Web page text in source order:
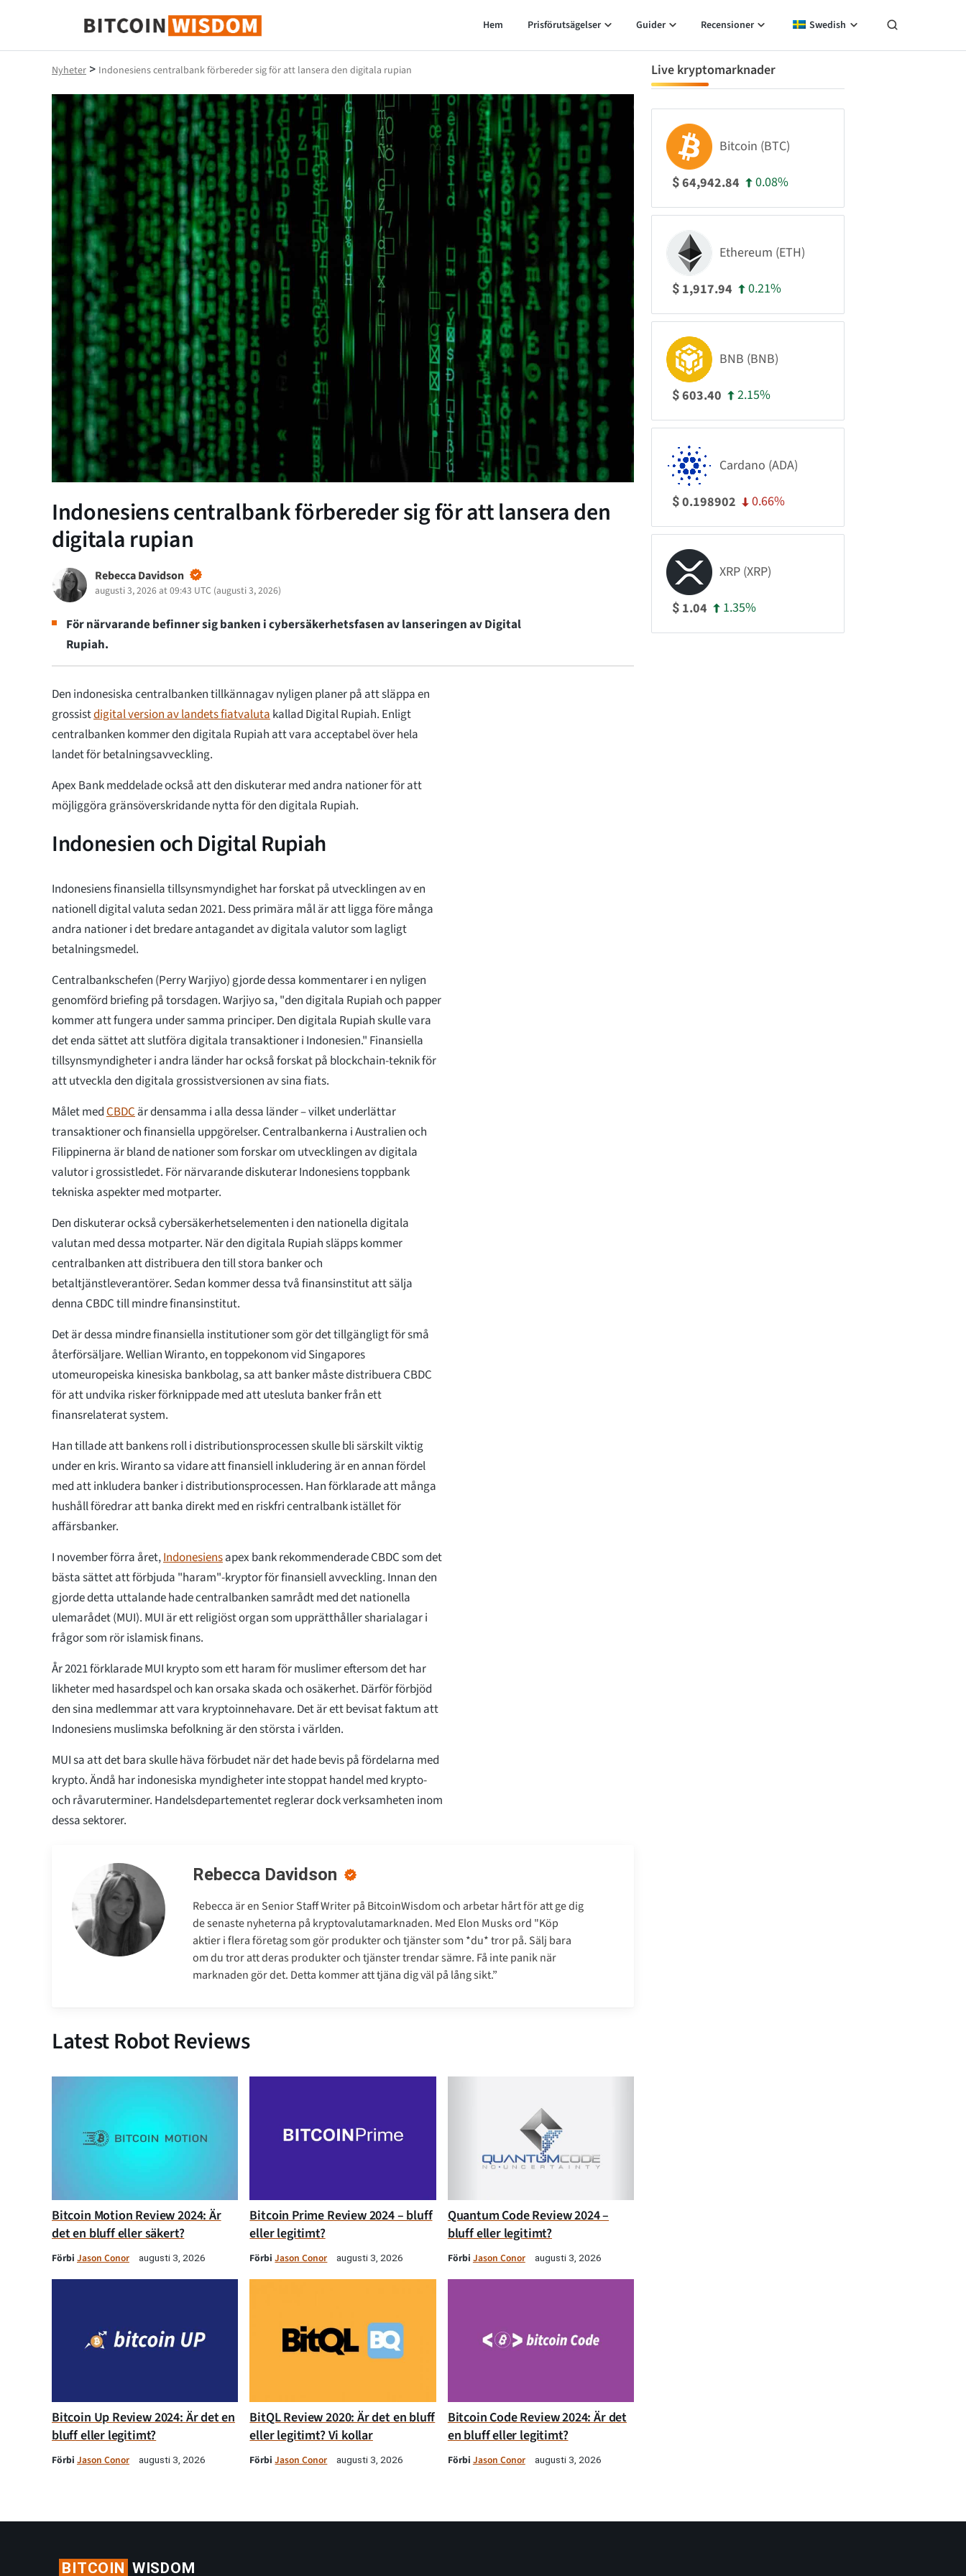
Bitcoin Wisdom
Hem Prisförutsägelser Guider Recensioner Swedish
Nyheter > Indonesiens centralbank förbereder sig för att lansera den digitala rupian
Indonesiens centralbank förbereder sig för att lansera den
digitala rupian
Rebecca Davidson
augusti 3, 2026 at 09:43 UTC (augusti 3, 2026)
För närvarande befinner sig banken i cybersäkerhetsfasen av lanseringen av Digital
Rupiah.
Den indonesiska centralbanken tillkännagav nyligen planer på att släppa en
grossistdigital version av landets fiatvalutakallad Digital Rupiah. Enligt
centralbanken kommer den digitala Rupiah att vara acceptabel över hela
landet för betalningsavveckling.
Apex Bank meddelade också att den diskuterar med andra nationer för att
möjliggöra gränsöverskridande nytta för den digitala Rupiah.
Indonesien och Digital Rupiah
Indonesiens finansiella tillsynsmyndighet har forskat på utvecklingen av en
nationell digital valuta sedan 2021. Dess primära mål är att ligga före många
andra nationer i det bredare antagandet av digitala valutor som lagligt
betalningsmedel.
Centralbankschefen (Perry Warjiyo) gjorde dessa kommentarer i en nyligen
genomförd briefing på torsdagen. Warjiyo sa, "den digitala Rupiah och papper
kommer att fungera under samma principer. Den digitala Rupiah skulle vara
det enda sättet att slutföra digitala transaktioner i Indonesien." Finansiella
tillsynsmyndigheter i andra länder har också forskat på blockchain-teknik för
att utveckla den digitala grossistversionen av sina fiats.
Målet medCBDCär densamma i alla dessa länder – vilket underlättar
transaktioner och finansiella uppgörelser. Centralbankerna i Australien och
Filippinerna är bland de nationer som forskar om utvecklingen av digitala
valutor i grossistledet. För närvarande diskuterar Indonesiens toppbank
tekniska aspekter med motparter.
Den diskuterar också cybersäkerhetselementen i den nationella digitala
valutan med dessa motparter. När den digitala Rupiah släpps kommer
centralbanken att distribuera den till stora banker och
betaltjänstleverantörer. Sedan kommer dessa två finansinstitut att sälja
denna CBDC till mindre finansinstitut.
Det är dessa mindre finansiella institutioner som gör det tillgängligt för små
återförsäljare. Wellian Wiranto, en toppekonom vid Singapores
utomeuropeiska kinesiska bankbolag, sa att banker måste distribuera CBDC
för att undvika risker förknippade med att utesluta banker från ett
finansrelaterat system.
Han tillade att bankens roll i distributionsprocessen skulle bli särskilt viktig
under en kris. Wiranto sa vidare att finansiell inkludering är en annan fördel
med att inkludera banker i distributionsprocessen. Han förklarade att många
hushåll föredrar att banka direkt med en riskfri centralbank istället för
affärsbanker.
I november förra året,Indonesiensapex bank rekommenderade CBDC som det
bästa sättet att förbjuda "haram"-kryptor för finansiell avveckling. Innan den
gjorde detta uttalande hade centralbanken samrådt med det nationella
ulemarådet (MUI). MUI är ett religiöst organ som upprätthåller sharialagar i
frågor som rör islamisk finans.
År 2021 förklarade MUI krypto som ett haram för muslimer eftersom det har
likheter med hasardspel och kan orsaka skada och osäkerhet. Därför förbjöd
den sina medlemmar att vara kryptoinnehavare. Det är ett bevisat faktum att
Indonesiens muslimska befolkning är den största i världen.
MUI sa att det bara skulle häva förbudet när det hade bevis på fördelarna med
krypto. Ändå har indonesiska myndigheter inte stoppat handel med krypto-
och råvaruterminer. Handelsdepartementet reglerar dock verksamheten inom
dessa sektorer.
Rebecca Davidson
Rebecca är en Senior Staff Writer på BitcoinWisdom och arbetar hårt för att ge dig
de senaste nyheterna på kryptovalutamarknaden. Med Elon Musks ord "Köp
aktier i flera företag som gör produkter och tjänster som *du* tror på. Sälj bara
om du tror att deras produkter och tjänster trendar sämre. Få inte panik när
marknaden gör det. Detta kommer att tjäna dig väl på lång sikt.”
Latest Robot Reviews
Bitcoin Motion Review 2024: Är
det en bluff eller säkert?
Förbi Jason Conor augusti 3, 2026
Bitcoin Prime Review 2024 – bluff
eller legitimt?
FörbiJason Conor augusti 3, 2026
Quantum Code Review 2024 –
bluff eller legitimt?
Förbi Jason Conor augusti 3, 2026
Bitcoin Up Review 2024: Är det en
bluff eller legitimt?
Förbi Jason Conor augusti 3, 2026
BitQL Review 2020: Är det en bluff
eller legitimt? Vi kollar
FörbiJason Conor augusti 3, 2026
Bitcoin Code Review 2024: Är det
en bluff eller legitimt?
Förbi Jason Conor augusti 3, 2026
Live kryptomarknader
Bitcoin (BTC)
$64,942.84 0.08%
Ethereum (ETH)
$ 1,917.94 0.21%
BNB (BNB)
$603.40 2.15%
Cardano (ADA)
$0.198902 0.66%
XRP (XRP)
$ 1.04 1.35%
BITCOIN WISDOM